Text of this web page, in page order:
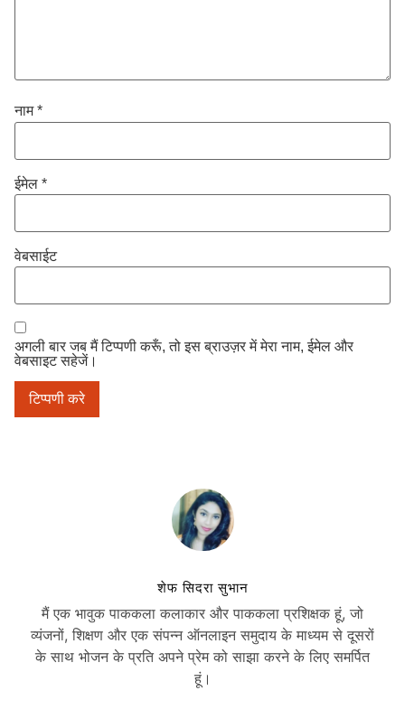
नाम*
ईमेल *
वेबसाईट
अगली बार जब मैं टिप्पणी करूँ, तो इस ब्राउज़र में मेरा नाम, ईमेल और
वेबसाइट सहेजें।
शेफ सिदरा सुभान
मैं एक भावुक पाककला कलाकार और पाककला प्रशिक्षक हूं, जो
व्यंजनों, शिक्षण और एक संपन्न ऑनलाइन समुदाय के माध्यम से दूसरों
के साथ भोजन के प्रति अपने प्रेम को साझा करने के लिए समर्पित
हूं।